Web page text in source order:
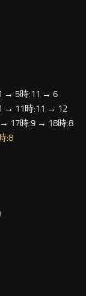
→ 5時:11 → 6
→ 11時:11 → 12
17時:9 → 18時:8
:8